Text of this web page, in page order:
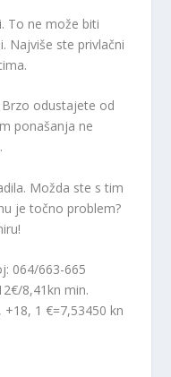
To ne može biti
Najviše ste privlačni
odustajete od
ponašanja ne
Možda ste s tim
je točno problem?
064/663-665
8,41kn min.
1 €=7,53450 kn